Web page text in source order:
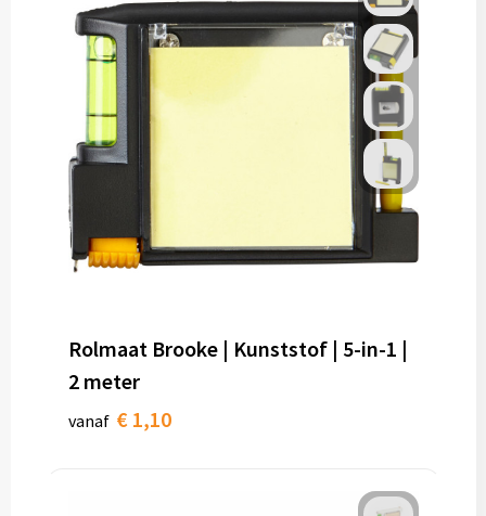
Rolmaat Brooke | Kunststof | 5-in-1 |
2 meter
vanaf € 1,10